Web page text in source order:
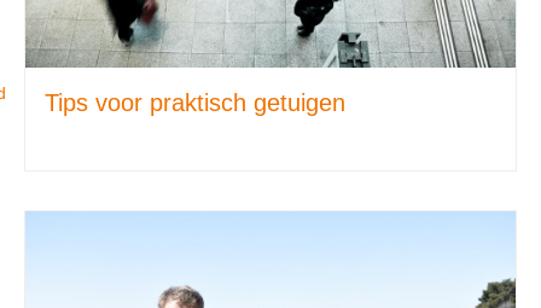
Tips voor praktisch getuigen